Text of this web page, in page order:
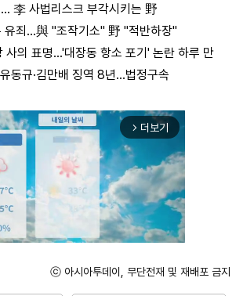
李 사법리스크 부각시키는 野
유죄…與 "조작기소" 野 "적반하장"
사의 표명…'대장동 항소 포기' 논란 하루 만
동규·김만배 징역 8년…법정구속
arrow_forward_ios 더보기
ⓒ 아시아투데이, 무단전재 및 재배포 금지